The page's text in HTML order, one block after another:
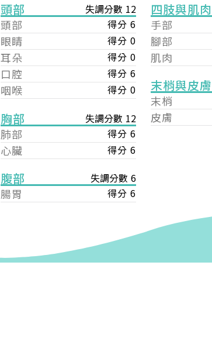
頭部 失調分數 12
頭部 得分 6
眼睛 得分 0
耳朵 得分 0
口腔 得分 6
咽喉 得分 0
胸部 失調分數 12
肺部 得分 6
心臟 得分 6
腹部 失調分數 6
腸胃 得分 6
四肢與肌肉
手部
腳部
肌肉
末梢與皮膚
末梢
皮膚